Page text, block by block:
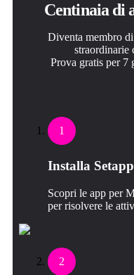
Centinaia di
Diventa membro
straordinarie
Prova gratis per 7
1
Installa
Scopri le app per
per risolvere le
2